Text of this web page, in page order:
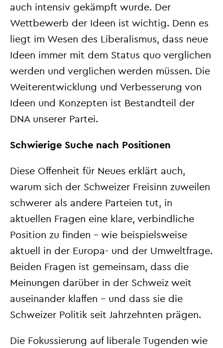
auch intensiv gekämpft wurde. Der
Wettbewerb der Ideen ist wichtig. Denn es
liegt im Wesen des Liberalismus, dass neue
Ideen immer mit dem Status quo verglichen
werden und verglichen werden müssen. Die
Weiterentwicklung und Verbesserung von
Ideen und Konzepten ist Bestandteil der
DNA unserer Partei.
Schwierige Suche nach Positionen
Diese Offenheit für Neues erklärt auch,
warum sich der Schweizer Freisinn zuweilen
schwerer als andere Parteien tut, in
aktuellen Fragen eine klare, verbindliche
Position zu finden – wie beispielsweise
aktuell in der Europa- und der Umweltfrage.
Beiden Fragen ist gemeinsam, dass die
Meinungen darüber in der Schweiz weit
auseinander klaffen – und dass sie die
Schweizer Politik seit Jahrzehnten prägen.
Die Fokussierung auf liberale Tugenden wie